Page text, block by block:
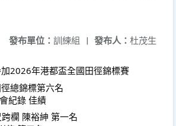
發布人： 杜茂生
發布單位： 訓練組 |
2026年港都盃全國田徑錦標賽
總錦標第六名
紀錄 佳績
欄 陳裕紳 第一名